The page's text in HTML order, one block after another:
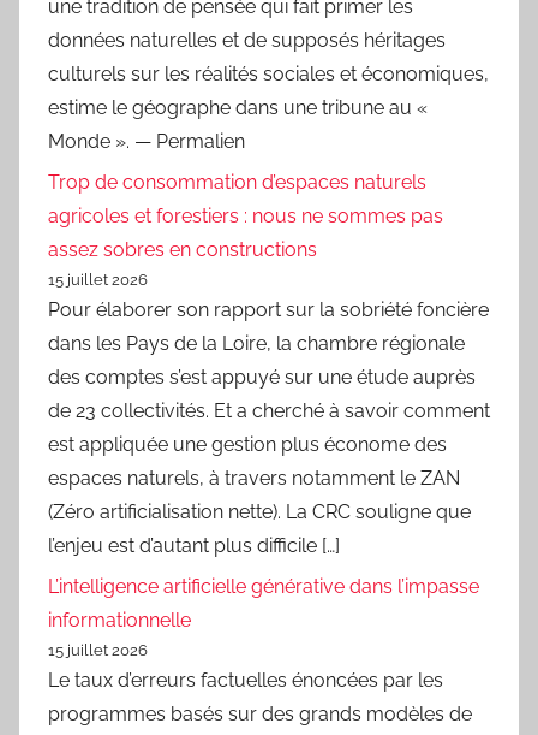
une tradition de pensée qui fait primer les
données naturelles et de supposés héritages
culturels sur les réalités sociales et économiques,
estime le géographe dans une tribune au «
Monde ». — Permalien
Trop de consommation d’espaces naturels
agricoles et forestiers : nous ne sommes pas
assez sobres en constructions
15 juillet 2026
Pour élaborer son rapport sur la sobriété foncière
dans les Pays de la Loire, la chambre régionale
des comptes s’est appuyé sur une étude auprès
de 23 collectivités. Et a cherché à savoir comment
est appliquée une gestion plus économe des
espaces naturels, à travers notamment le ZAN
(Zéro artificialisation nette). La CRC souligne que
l’enjeu est d’autant plus difficile […]
L’intelligence artificielle générative dans l’impasse
informationnelle
15 juillet 2026
Le taux d’erreurs factuelles énoncées par les
programmes basés sur des grands modèles de